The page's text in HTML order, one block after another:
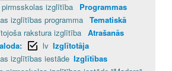
pirmsskolas izglītība
Programmas
izglītības programma Tematiskā
rakstura izglītība Atrašanās
lv Izglītotāja
izglītības iestāde Izglītības